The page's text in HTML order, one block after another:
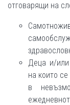
отговарящи на
Деца и/или
на които
в